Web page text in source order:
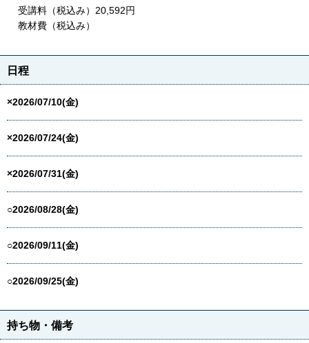
受講料（税込み）20,592円
教材費（税込み）
日程
×2026/07/10(金)
×2026/07/24(金)
×2026/07/31(金)
○2026/08/28(金)
○2026/09/11(金)
○2026/09/25(金)
持ち物・備考